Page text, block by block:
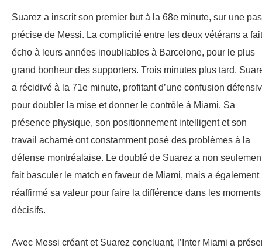
Suarez a inscrit son premier but à la 68e minute, sur une
précise de Messi. La complicité entre les deux vétérans a fait
écho à leurs années inoubliables à Barcelone, pour le plus
grand bonheur des supporters. Trois minutes plus tard,
a récidivé à la 71e minute, profitant d’une confusion
pour doubler la mise et donner le contrôle à Miami. Sa
présence physique, son positionnement intelligent et son
travail acharné ont constamment posé des problèmes à la
défense montréalaise. Le doublé de Suarez a non
fait basculer le match en faveur de Miami, mais a également
réaffirmé sa valeur pour faire la différence dans les moments
décisifs.
Avec Messi créant et Suarez concluant, l’Inter Miami a